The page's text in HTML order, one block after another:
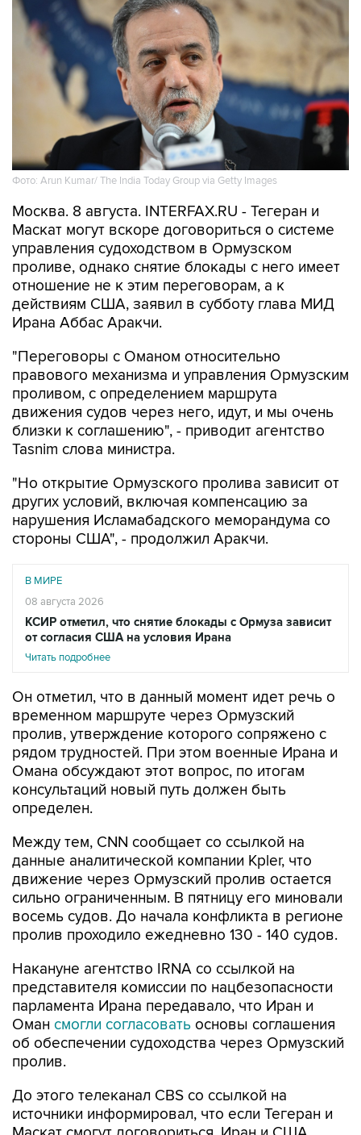
Фото: Arun Kumar/ The India Today Group via Getty Images
Москва. 8 августа. INTERFAX.RU - Тегеран и
Маскат могут вскоре договориться о системе
управления судоходством в Ормузском
проливе, однако снятие блокады с него имеет
отношение не к этим переговорам, а к
действиям США, заявил в субботу глава МИД
Ирана Аббас Аракчи.
"Переговоры с Оманом относительно
правового механизма и управления Ормузским
проливом, с определением маршрута
движения судов через него, идут, и мы очень
близки к соглашению", - приводит агентство
Tasnim слова министра.
"Но открытие Ормузского пролива зависит от
других условий, включая компенсацию за
нарушения Исламабадского меморандума со
стороны США", - продолжил Аракчи.
В МИРЕ
08 августа 2026
КСИР отметил, что снятие блокады с Ормуза зависит
от согласия США на условия Ирана
Читать подробнее
Он отметил, что в данный момент идет речь о
временном маршруте через Ормузский
пролив, утверждение которого сопряжено с
рядом трудностей. При этом военные Ирана и
Омана обсуждают этот вопрос, по итогам
консультаций новый путь должен быть
определен.
Между тем, CNN сообщает со ссылкой на
данные аналитической компании Kpler, что
движение через Ормузский пролив остается
сильно ограниченным. В пятницу его миновали
восемь судов. До начала конфликта в регионе
пролив проходило ежедневно 130 - 140 судов.
Накануне агентство IRNA со ссылкой на
представителя комиссии по нацбезопасности
парламента Ирана передавало, что Иран и
Оман смогли согласовать основы соглашения
об обеспечении судоходства через Ормузский
пролив.
До этого телеканал CBS со ссылкой на
источники информировал, что если Тегеран и